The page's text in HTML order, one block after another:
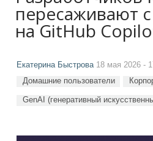
пересаживают
на GitHub
Екатерина Быстрова18 мая 2026 -
Домашние пользователи
GenAI (генеративный